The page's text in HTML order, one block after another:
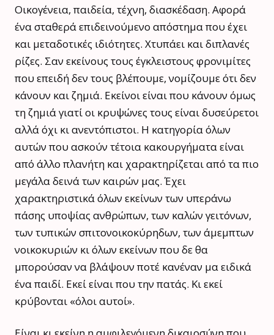
Οικογένεια, παιδεία, τέχνη, διασκέδαση. Αφορά
ένα σταθερά επιδεινούμενο απόστημα που έχει
και μεταδοτικές ιδιότητες. Χτυπάει και διπλανές
ρίζες. Σαν εκείνους τους έγκλειστους φρονιμίτες
που επειδή δεν τους βλέπουμε, νομίζουμε ότι δεν
κάνουν και ζημιά. Εκείνοι είναι που κάνουν όμως
τη ζημιά γιατί οι κρυψώνες τους είναι δυσεύρετοι
αλλά όχι κι ανεντόπιστοι. Η κατηγορία όλων
αυτών που ασκούν τέτοια κακουργήματα είναι
από άλλο πλανήτη και χαρακτηρίζεται από τα πιο
μεγάλα δεινά των καιρών μας. Έχει
χαρακτηριστικά όλων εκείνων των υπεράνω
πάσης υποψίας ανθρώπων, των καλών γειτόνων,
των τυπικών σπιτονοικοκύρηδων, των άμεμπτων
νοικοκυριών κι όλων εκείνων που δε θα
μπορούσαν να βλάψουν ποτέ κανέναν μα ειδικά
ένα παιδί. Εκεί είναι που την πατάς. Κι εκεί
κρύβονται «όλοι αυτοί».